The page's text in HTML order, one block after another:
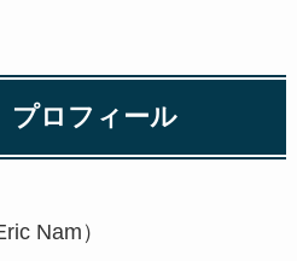
ロフィール
Nam）